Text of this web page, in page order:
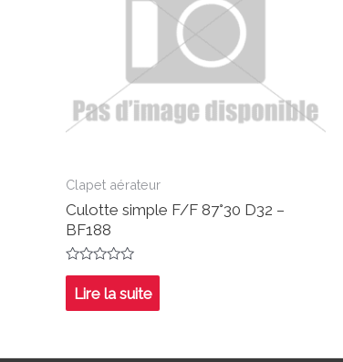
Clapet aérateur
Culotte simple F/F 87°30 D32 –
BF188
Note
sur
5
Lire la suite